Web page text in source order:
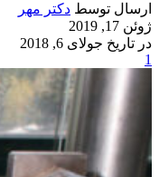
ارسال توسط دکتر مهر
ژوئن 17, 2019
در تاریخ جولای 6, 2018
1